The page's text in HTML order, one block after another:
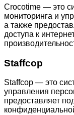
Crocotime — это
мониторинга и
а также
доступа к
Staffcop
Staffcop — это
управления
предоставляет